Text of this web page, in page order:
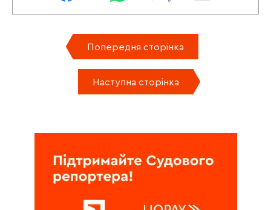
Попередня сторінка
Наступна сторінка